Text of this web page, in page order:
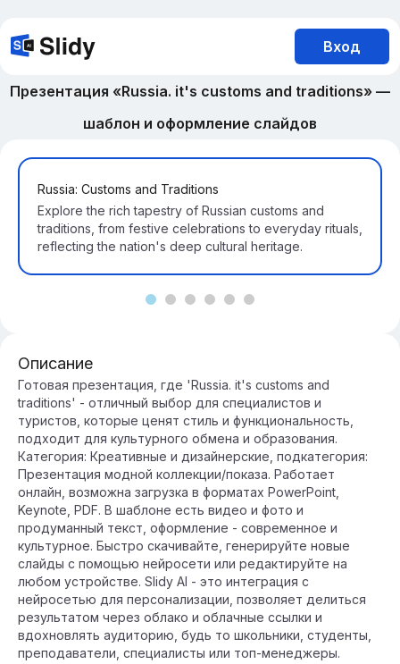
Вход
Презентация «Russia. it's customs and traditions» —
шаблон и оформление слайдов
Russia: Customs and Traditions
Explore the rich tapestry of Russian customs and
traditions, from festive celebrations to everyday rituals,
reflecting the nation's deep cultural heritage.
Описание
Готовая презентация, где 'Russia. it's customs and
traditions' - отличный выбор для специалистов и
туристов, которые ценят стиль и функциональность,
подходит для культурного обмена и образования.
Категория: Креативные и дизайнерские, подкатегория:
Презентация модной коллекции/показа. Работает
онлайн, возможна загрузка в форматах PowerPoint,
Keynote, PDF. В шаблоне есть видео и фото и
продуманный текст, оформление - современное и
культурное. Быстро скачивайте, генерируйте новые
слайды с помощью нейросети или редактируйте на
любом устройстве. Slidy AI - это интеграция с
нейросетью для персонализации, позволяет делиться
результатом через облако и облачные ссылки и
вдохновлять аудиторию, будь то школьники, студенты,
преподаватели, специалисты или топ-менеджеры.